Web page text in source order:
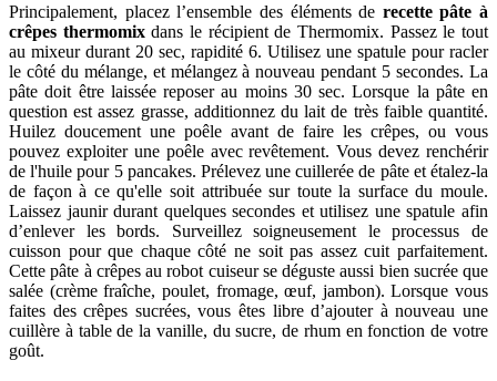
Principalement, placez l’ensemble des éléments de recette pâte à
crêpes thermomixdans le récipient de Thermomix. Passez le tout
au mixeur durant 20 sec, rapidité 6. Utilisez une spatule pour racler
le côté du mélange, et mélangez à nouveau pendant 5 secondes. La
pâte doit être laissée reposer au moins 30 sec. Lorsque la pâte en
question est assez grasse, additionnez du lait de très faible quantité.
Huilez doucement une poêle avant de faire les crêpes, ou vous
pouvez exploiter une poêle avec revêtement. Vous devez renchérir
de l'huile pour 5 pancakes. Prélevez une cuillerée de pâte et étalez-la
de façon à ce qu'elle soit attribuée sur toute la surface du moule.
Laissez jaunir durant quelques secondes et utilisez une spatule afin
d’enlever les bords. Surveillez soigneusement le processus de
cuisson pour que chaque côté ne soit pas assez cuit parfaitement.
Cette pâte à crêpes au robot cuiseur se déguste aussi bien sucrée que
salée (crème fraîche, poulet, fromage, œuf, jambon). Lorsque vous
faites des crêpes sucrées, vous êtes libre d’ajouter à nouveau une
cuillère à table de la vanille, du sucre, de rhum en fonction de votre
goût.